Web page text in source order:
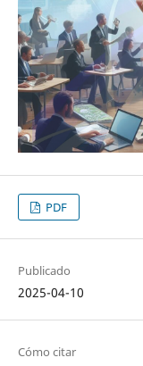
PDF
Publicado
2025-04-10
Cómo citar